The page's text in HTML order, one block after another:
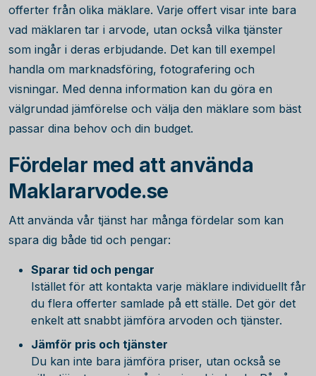
offerter från olika mäklare. Varje offert visar inte bara
vad mäklaren tar i arvode, utan också vilka tjänster
som ingår i deras erbjudande. Det kan till exempel
handla om marknadsföring, fotografering och
visningar. Med denna information kan du göra en
välgrundad jämförelse och välja den mäklare som bäst
passar dina behov och din budget.
Fördelar med att använda
Maklararvode.se
Att använda vår tjänst har många fördelar som kan
spara dig både tid och pengar:
Sparar tid och pengar
Istället för att kontakta varje mäklare individuellt får
du flera offerter samlade på ett ställe. Det gör det
enkelt att snabbt jämföra arvoden och tjänster.
Jämför pris och tjänster
Du kan inte bara jämföra priser, utan också se